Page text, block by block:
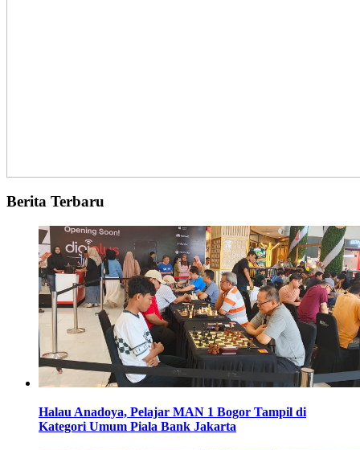
Berita Terbaru
Halau Anadoya, Pelajar MAN 1 Bogor Tampil di
Kategori Umum Piala Bank Jakarta